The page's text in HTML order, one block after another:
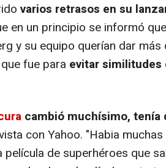
varios retrasos en su
en un principio se informó
y su equipo querían dar más
fue para evitar similitudes
cambió muchísimo, tenía
con Yahoo. "Habia
de superhéroes que